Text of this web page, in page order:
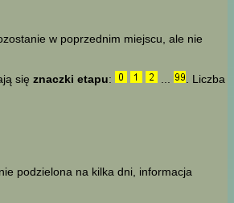
w poprzednim miejscu, ale nie
się znaczki etapu:
. Liczba
podzielona na kilka dni, informacja